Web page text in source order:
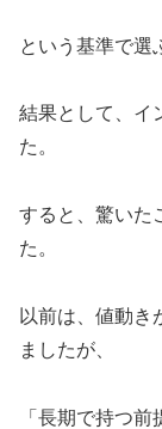
という基準で選
結果として、イ
た。
すると、驚いた
た。
以前は、値動き
ましたが、
「長期で持つ